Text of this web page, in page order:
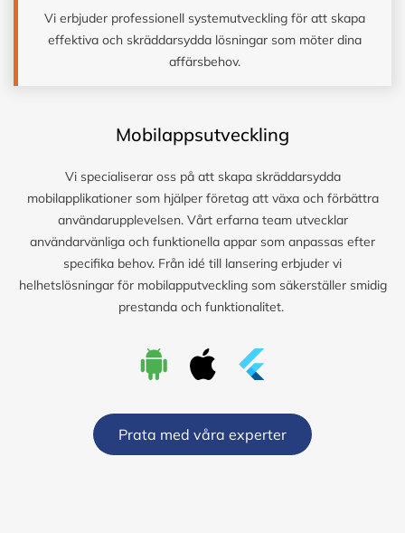
Vi erbjuder professionell systemutveckling för att skapa
effektiva och skräddarsydda lösningar som möter dina
affärsbehov.
Mobilappsutveckling
Vi specialiserar oss på att skapa skräddarsydda
mobilapplikationer som hjälper företag att växa och förbättra
användarupplevelsen. Vårt erfarna team utvecklar
användarvänliga och funktionella appar som anpassas efter
specifika behov. Från idé till lansering erbjuder vi
helhetslösningar för mobilapputveckling som säkerställer smidig
prestanda och funktionalitet.
Prata med våra experter